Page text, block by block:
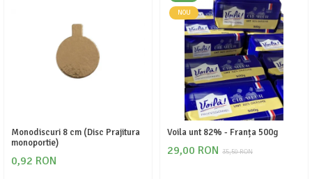
Monodiscuri 8 cm (Disc Prajitura
monoportie)
0,92 RON
NOU
Voila unt 82% - Franța 500g
35,50 RON
29,00 RON